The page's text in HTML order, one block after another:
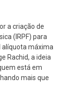
a criação de
(IRPF) para
alíquota máxima
Rachid, a ideia
está em
mais que